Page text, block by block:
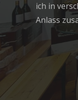
ich in
Anlass